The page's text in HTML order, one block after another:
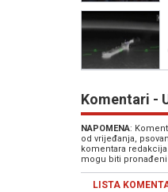
Komentari -
NAPOMENA:
od vrijeđanja,
komentara
mogu biti
LISTA